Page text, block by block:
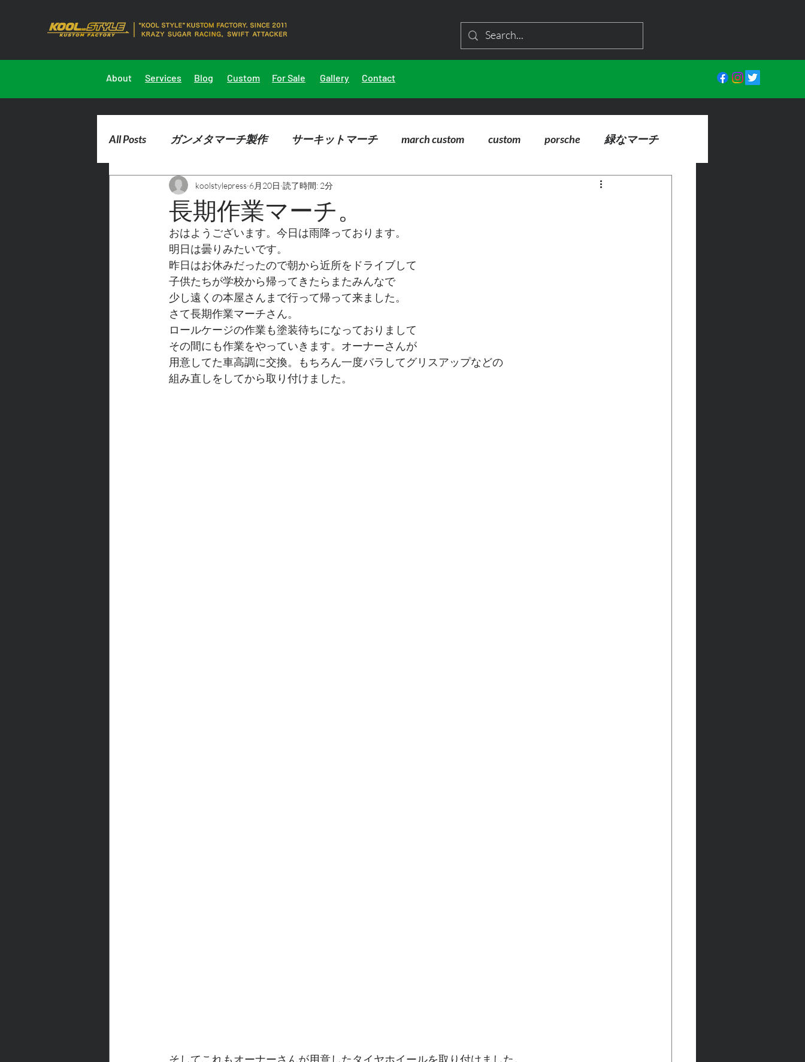
About Services Blog Custom For Sale Gallery Contact
All Posts ガンメタマーチ製作 サーキットマーチ march custom custom porsche 緑なマーチ
2023marchdemocar製作
長期作業マーチ。
koolstylepress 6月20日 読了時間: 2分
おはようございます。今日は雨降っております。
明日は曇りみたいです。
昨日はお休みだったので朝から近所をドライブして
子供たちが学校から帰ってきたらまたみんなで
少し遠くの本屋さんまで行って帰って来ました。
さて長期作業マーチさん。
ロールケージの作業も塗装待ちになっておりまして
その間にも作業をやっていきます。オーナーさんが
用意してた車高調に交換。もちろん一度バラしてグリスアップなどの
組み直しをしてから取り付けました。
そしてこれもオーナーさんが用意したタイヤホイールを取り付けました。